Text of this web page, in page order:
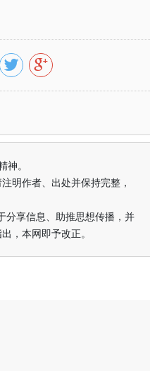
。
明作者、出处并保持完整，
分享信息、助推思想传播，并
，本网即予改正。